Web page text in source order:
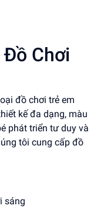
Đồ Chơi
đồ chơi trẻ em
kế đa dạng, màu
phát triển tư duy và
tôi cung cấp đồ
sáng